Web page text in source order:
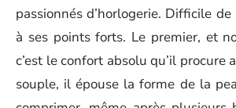
passionnés d’horlogerie. Difficile
à ses points forts. Le premier, et
c’est le confort absolu qu’il procure
souple, il épouse la forme de la